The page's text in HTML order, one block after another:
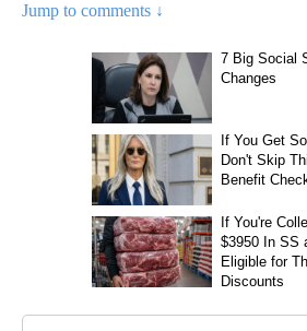
Jump to comments ↓